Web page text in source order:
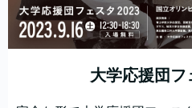
大学応援団フ